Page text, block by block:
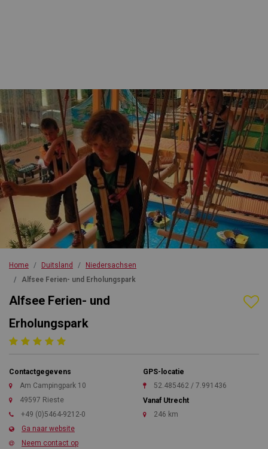
Alfsee Ferien- und
Erholungspark
Contactgegevens
Am Campingpark 10
49597 Rieste
+49 (0)5464-9212-0
Ga naar website
Neem contact op
GPS-locatie
52.485462 / 7.991436
Vanaf Utrecht
246 km
Home Duitsland
Niedersachsen
Alfsee Ferien- und Erholungspark